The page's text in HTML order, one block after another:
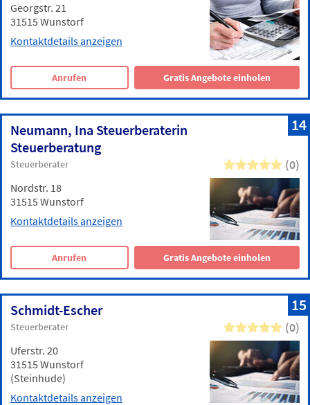
Georgstr. 21
31515 Wunstorf
Kontaktdetails anzeigen
Anrufen Gratis Angebote einholen
14
Neumann, Ina Steuerberaterin
Steuerberatung
Steuerberater (0)
Nordstr. 18
31515 Wunstorf
Kontaktdetails anzeigen
Anrufen Gratis Angebote einholen
15
Schmidt-Escher
Steuerberater (0)
Uferstr. 20
31515 Wunstorf
(Steinhude)
Kontaktdetails anzeigen